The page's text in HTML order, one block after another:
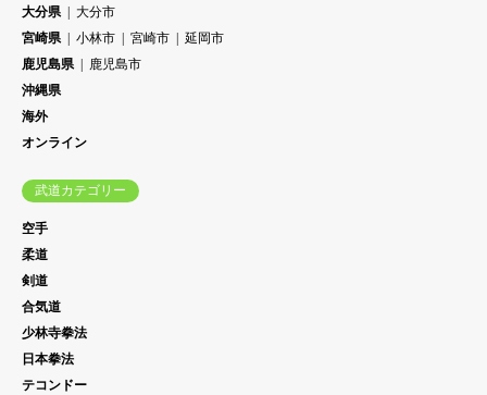
大分県
大分市
宮崎県
小林市 宮崎市
延岡市
鹿児島県
鹿児島市
沖縄県
海外
オンライン
武道カテゴリー
空手
柔道
剣道
合気道
少林寺拳法
日本拳法
テコンドー